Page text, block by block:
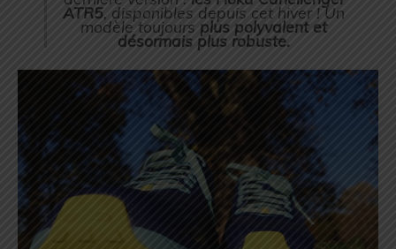
ATR5, disponibles depuis cet hiver ! Un
modèle toujours plus polyvalent et
désormais plus robuste.